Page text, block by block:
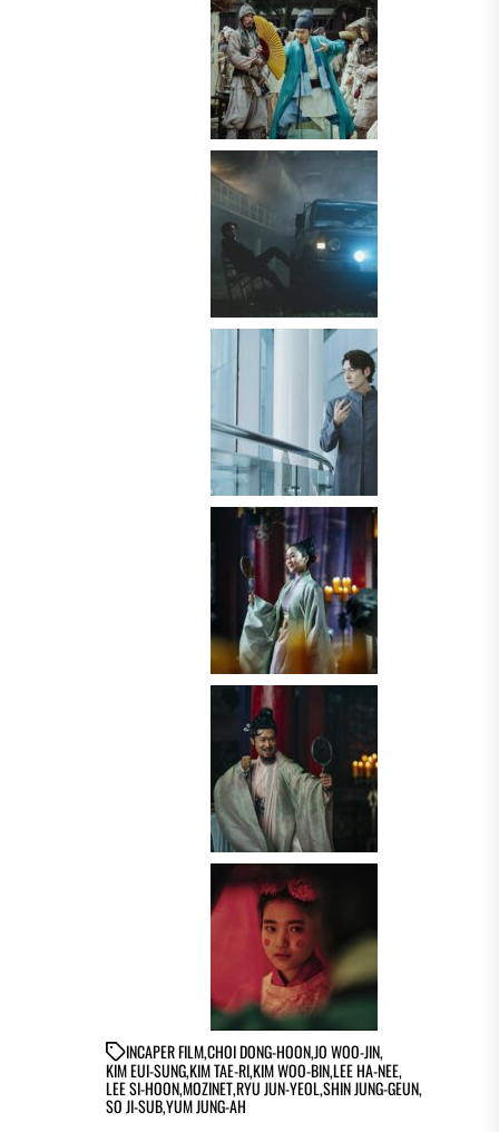
INCAPER FILM,CHOI DONG-HOON,JO WOO-JIN,
KIM EUI-SUNG,KIM TAE-RI,KIM WOO-BIN,LEE HA-NEE,
LEE SI-HOON,MOZINET,RYU JUN-YEOL,SHIN JUNG-GEUN,
SO JI-SUB,YUM JUNG-AH